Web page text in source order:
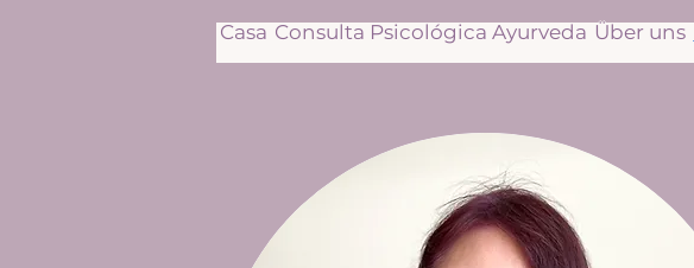
Casa Consulta Psicológica Ayurveda Über uns